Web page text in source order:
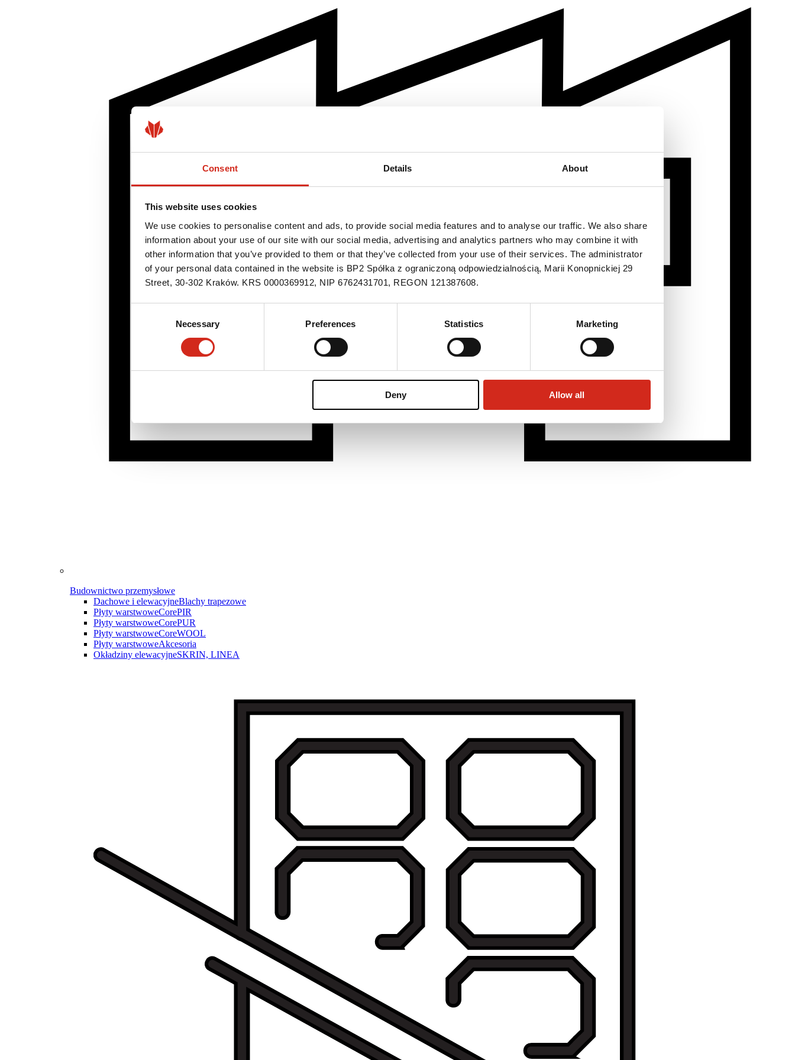
Consent Details About
This website uses cookies
We use cookies to personalise content and ads, to provide social media features and to analyse our traffic. We also share
information about your use of our site with our social media, advertising and analytics partners who may combine it with
other information that you’ve provided to them or that they’ve collected from your use of their services. The administrator
of your personal data contained in the website is BP2 Spółka z ograniczoną odpowiedzialnością, Marii Konopnickiej 29
Street, 30-302 Kraków. KRS 0000369912, NIP 6762431701, REGON 121387608.
Necessary Preferences Statistics Marketing
Deny Allow all
Budownictwo przemysłowe
Dachowe i elewacyjneBlachy trapezowe
Płyty warstwoweCorePIR
Płyty warstwoweCorePUR
Płyty warstwoweCoreWOOL
Płyty warstwoweAkcesoria
Okładziny elewacyjneSKRIN, LINEA